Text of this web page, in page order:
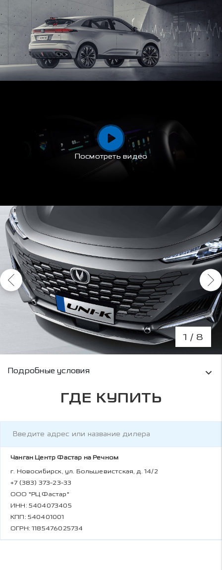
Посмотреть видео
1 / 8
Условия кредитования и информация о
Подробные условия
ГДЕ КУПИТЬ
Чанган Центр Фастар на Речном
г. Новосибирск, ул. Большевистская, д. 14/2
+7 (383) 373-23-33
ООО "РЦ Фастар"
ИНН: 5404073405
КПП: 540401001
ОГРН: 1185476025734